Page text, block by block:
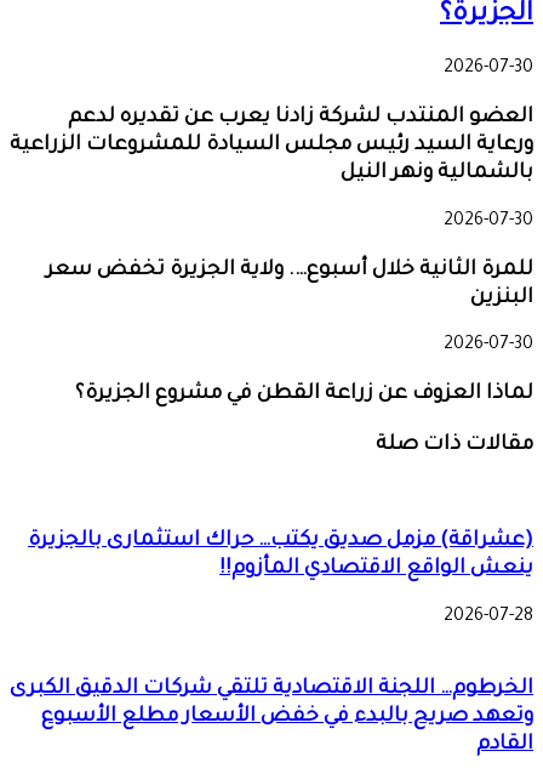
الجزيرة؟
2026-07-30
العضو المنتدب لشركة زادنا يعرب عن تقديره لدعم
ورعاية السيد رئيس مجلس السيادة للمشروعات الزراعية
بالشمالية ونهر النيل
2026-07-30
للمرة الثانية خلال أسبوع…. ولاية الجزيرة تخفض سعر
البنزين
2026-07-30
لماذا العزوف عن زراعة القطن في مشروع الجزيرة؟
مقالات ذات صلة
(عشراقة) مزمل صديق يكتب… حراك استثمارى بالجزيرة
ينعش الواقع الاقتصادي المأزوم!!
2026-07-28
الخرطوم… اللجنة الاقتصادية تلتقي شركات الدقيق الكبرى
وتعهد صريح بالبدء في خفض الأسعار مطلع الأسبوع
القادم